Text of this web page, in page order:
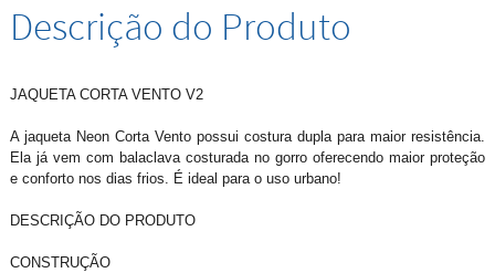
Descrição do Produto
JAQUETA CORTA VENTO V2
A jaqueta Neon Corta Vento possui costura dupla para maior resistência.
Ela já vem com balaclava costurada no gorro oferecendo maior proteção
e conforto nos dias frios. É ideal para o uso urbano!
DESCRIÇÃO DO PRODUTO
CONSTRUÇÃO